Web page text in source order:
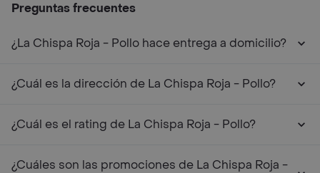
Preguntas frecuentes
¿La Chispa Roja - Pollo hace entrega a domicilio?
¿Cuál es la dirección de La Chispa Roja - Pollo?
¿Cuál es el rating de La Chispa Roja - Pollo?
¿Cuáles son las promociones de La Chispa Roja -